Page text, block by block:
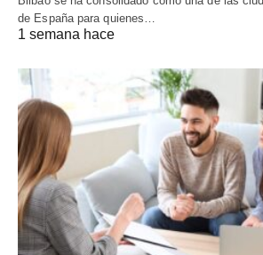
de España para quienes…
1 semana hace